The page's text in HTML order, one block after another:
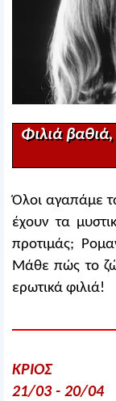
Φιλιά βαθιά,
Όλοι αγαπάμε
έχουν τα
προτιμάς;
Μάθε πώς το
ερωτικά φιλιά!
ΚΡΙΟΣ
21/03 - 20/04